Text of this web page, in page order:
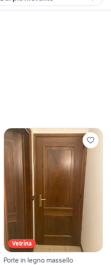
Vetrina
Porte in legno massello